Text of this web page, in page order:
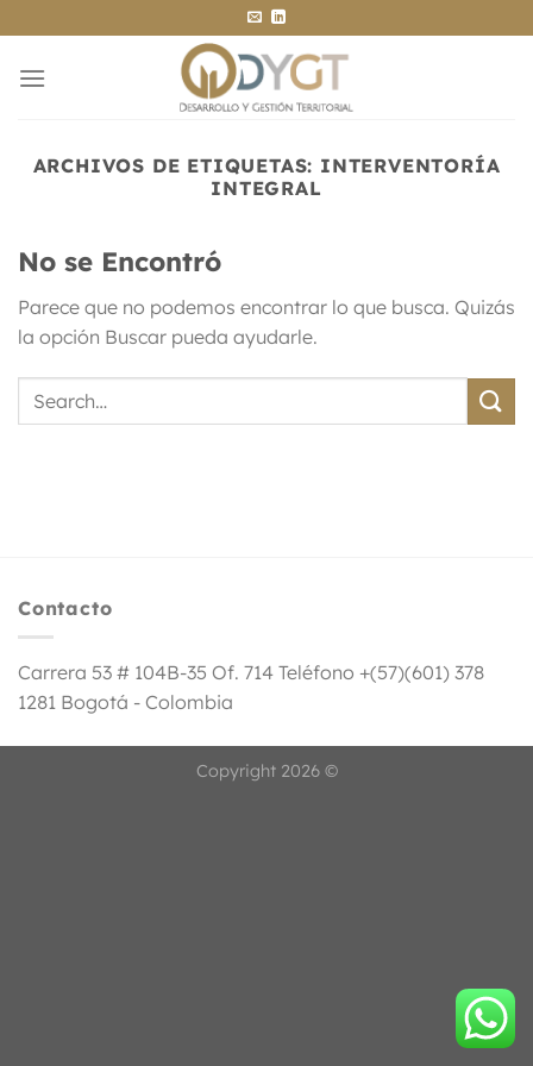
al
contenido
ARCHIVOS DE ETIQUETAS: INTERVENTORÍA
INTEGRAL
No se Encontró
Parece que no podemos encontrar lo que busca. Quizás
la opción Buscar pueda ayudarle.
Contacto
Carrera 53 # 104B-35 Of. 714 Teléfono +(57)(601) 378
1281 Bogotá - Colombia
Copyright 2026 ©